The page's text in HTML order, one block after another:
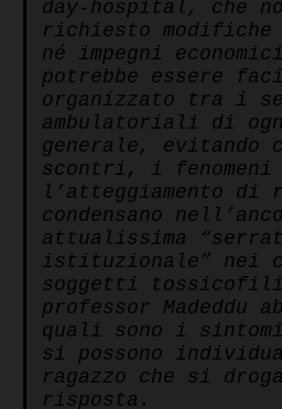
day-hospital, che
richiesto
né impegni
potrebbe essere
organizzato tra i
ambulatoriali di
generale, evitando
scontri, i
l’atteggiamento
condensano
attualissima
istituzionale” nei
soggetti
professor Madeddu
quali sono i
si possono
ragazzo che si
risposta.